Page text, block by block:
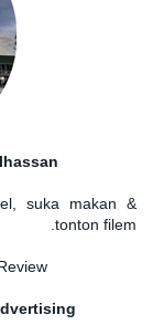
suka makan &
tonton filem.